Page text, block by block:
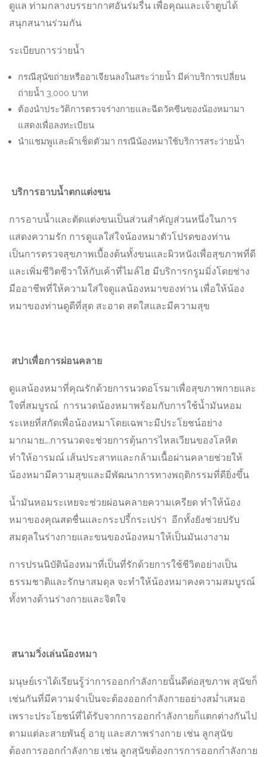
ดูแล ท่ามกลางบรรยากาศอันร่มรื่น เพื่อคุณและเจ้าตูบได้
สนุกสนานร่วมกัน
ระเบียบการว่ายน้ำ
กรณีสุนัขถ่ายหรืออาเจียนลงในสระว่ายน้ำ มีค่าบริการเปลี่ยน
ถ่ายน้ำ 3,000 บาท
ต้องนำประวัติการตรวจร่างกายและฉีดวัคซีนของน้องหมามา
แสดงเพื่อลงทะเบียน
นำแชมพูและผ้าเช็ดตัวมา กรณีน้องหมาใช้บริการสระว่ายน้ำ
บริการอาบน้ำตกแต่งขน
การอาบน้ำและตัดแต่งขนเป็นส่วนสำคัญส่วนหนึ่งในการ
แสดงความรัก การดูแลใส่ใจน้องหมาตัวโปรดของท่าน
เป็นการตรวจสุขภาพเบื้องต้นทั้งขนและผิวหนังเพื่อสุขภาพที่ดี
และเพิ่มชีวิตชีวาให้กับเค้าที่ไมล์ไฮ มีบริการกรูมมิ่งโดยช่าง
มืออาชีพที่ให้ความใส่ใจดูแลน้องหมาของท่าน เพื่อให้น้อง
หมาของท่านดูดีที่สุด สะอาด สดใสและมีความสุข
สปาเพื่อการผ่อนคลาย
ดูแลน้องหมาที่คุณรักด้วยการนวดอโรมาเพื่อสุขภาพกายและ
ใจที่สมบูรณ์ การนวดน้องหมาพร้อมกับการใช้น้ำมันหอม
ระเหยที่สกัดเพื่อน้องหมาโดยเฉพาะมีประโยชน์อย่าง
มากมาย….การนวดจะช่วยการตุ้นการไหลเวียนของโลหิต
ทำให้อารมณ์ เส้นประสาทและกล้ามเนื้อผ่านคลายช่วยให้
น้องหมามีความสุขและมีพัฒนาการทางพฤติกรรมที่ดียิ่งขึ้น
น้ำมันหอมระเหยจะช่วยผ่อนคลายความเครียด ทำให้น้อง
หมาของคุณสดชื่นและกระปรี้กระเปร่า อีกทั้งยังช่วยปรับ
สมดุลในร่างกายและขนของน้องหมาให้เป็นมันเงางาม
การปรนนิบัติน้องหมาที่เป็นที่รักด้วยการใช้ชีวิตอย่างเป็น
ธรรมชาติและรักษาสมดุล จะทำให้น้องหมาคงความสมบูรณ์
ทั้งทางด้านร่างกายและจิตใจ
สนามวิ่งเล่นน้องหมา
มนุษย์เราได้เรียนรู้ว่าการออกกำลังกายนั้นดีต่อสุขภาพ สุนัขก็
เช่นกันที่มีความจำเป็นจะต้องออกกำลังกายอย่างสม่ำเสมอ
เพราะประโยชน์ที่ได้รับจากการออกกำลังกายก็แตกต่างกันไป
ตามแต่ละสายพันธุ์ อายุ และสภาพร่างกาย เช่น ลูกสุนัข
ต้องการออกกำลังกาย เช่น ลูกสุนัขต้องการการออกกำลังกาย